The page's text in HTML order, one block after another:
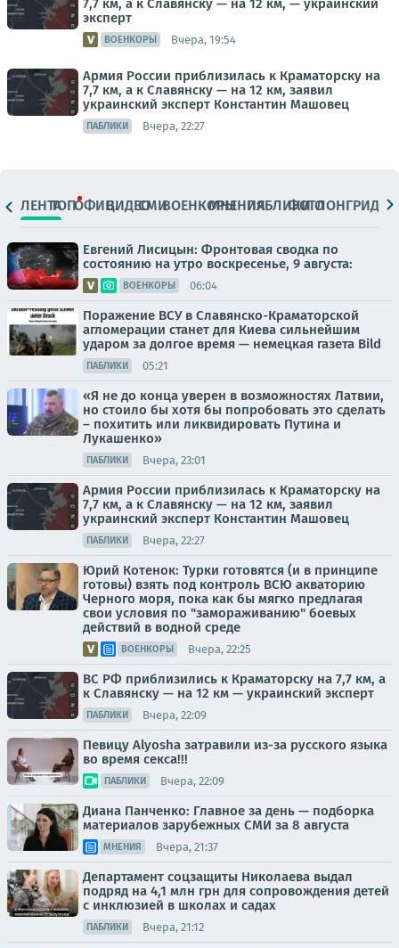
7,7 км, а к Славянску — на 12 км, — украинский
эксперт
ВОЕНКОРЫ Вчера, 19:54
Армия России приблизилась к Краматорску на
7,7 км, а к Славянску — на 12 км, заявил
украинский эксперт Константин Машовец
ПАБЛИКИ Вчера, 22:27
ЛЕНТАТОПОФИЦ.ВИДЕОСМИВОЕНКОРЫМНЕНИЯПАБЛИКИ
ФОТОЛОНГРИДЫ
Евгений Лисицын: Фронтовая сводка по
состоянию на утро воскресенье, 9 августа:
ВОЕНКОРЫ 06:04
Поражение ВСУ в Славянско-Краматорской
агломерации станет для Киева сильнейшим
ударом за долгое время — немецкая газета Bild
ПАБЛИКИ 05:21
«Я не до конца уверен в возможностях Латвии,
но стоило бы хотя бы попробовать это сделать
– похитить или ликвидировать Путина и
Лукашенко»
ПАБЛИКИ Вчера, 23:01
Армия России приблизилась к Краматорску на
7,7 км, а к Славянску — на 12 км, заявил
украинский эксперт Константин Машовец
ПАБЛИКИ Вчера, 22:27
Юрий Котенок: Турки готовятся (и в принципе
готовы) взять под контроль ВСЮ акваторию
Черного моря, пока как бы мягко предлагая
свои условия по "замораживанию" боевых
действий в водной среде
ВОЕНКОРЫ Вчера, 22:25
ВС РФ приблизились к Краматорску на 7,7 км, а
к Славянску — на 12 км — украинский эксперт
ПАБЛИКИ Вчера, 22:09
Певицу Alyosha затравили из-за русского языка
во время секса!!!
ПАБЛИКИ Вчера, 22:09
Диана Панченко: Главное за день — подборка
материалов зарубежных СМИ за 8 августа
МНЕНИЯ Вчера, 21:37
Департамент соцзащиты Николаева выдал
подряд на 4,1 млн грн для сопровождения детей
с инклюзией в школах и садах
ПАБЛИКИ Вчера, 21:12